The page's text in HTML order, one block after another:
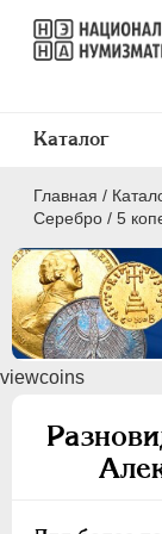
Главная /
Серебро / 5
viewcoins
Каталог
ПEТР I 1699 -
ЕКАТЕРИНА I
АННА
ИОАНН